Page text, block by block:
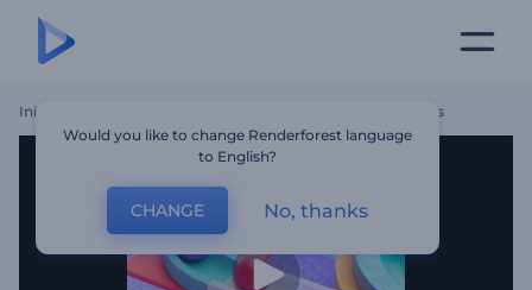
Início Apresentação De Logo - Esferas Cinéticas
Would you like to change Renderforest language
to English?
CHANGE No, thanks